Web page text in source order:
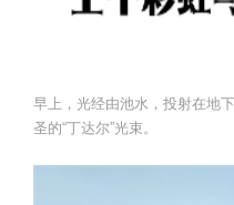
早上，光经由池水，投射在地
圣的“丁达尔”光束。